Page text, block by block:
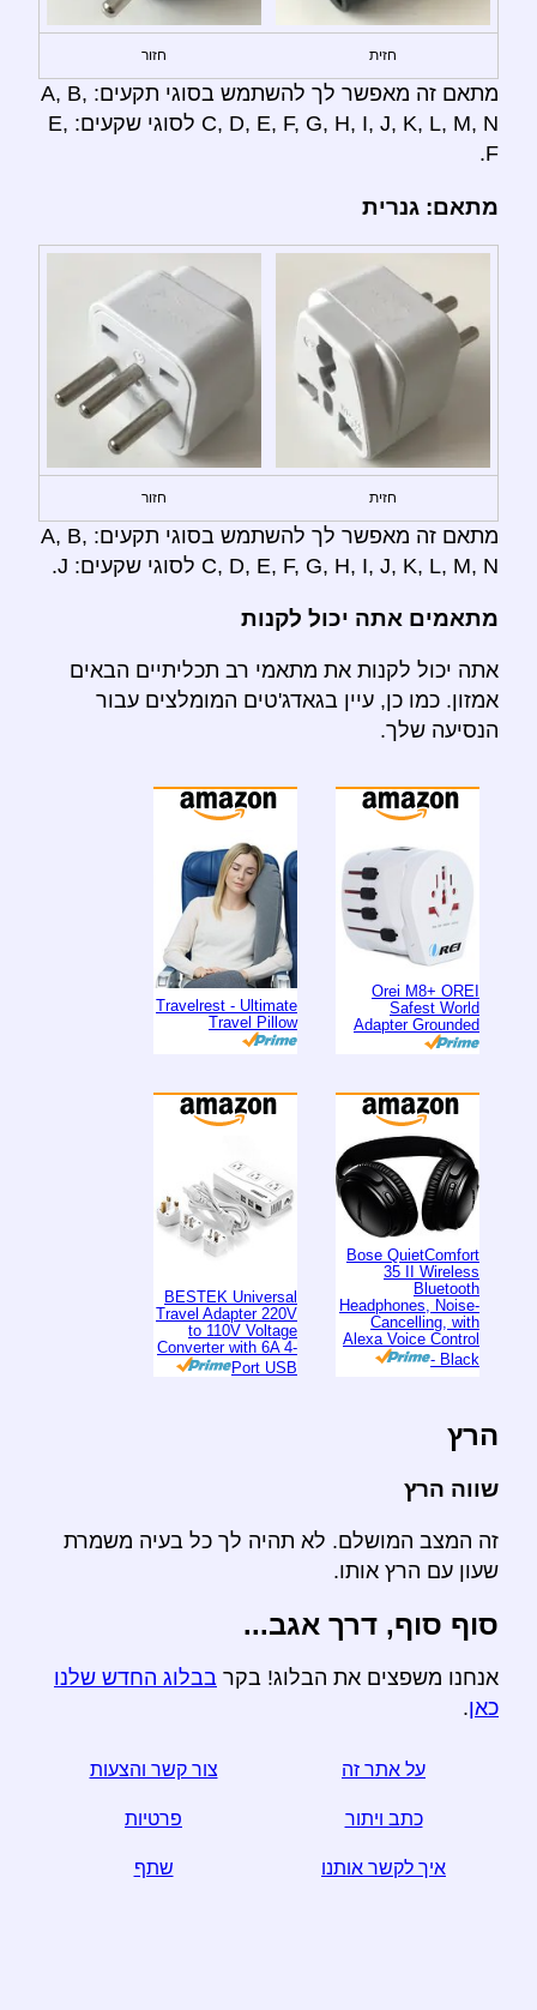
חזית חזור
מתאם זה מאפשר לך להשתמש בסוגי תקעים: A, B,
C, D, E, F, G, H, I, J, K, L, M, N לסוגי שקעים: E,
F.
מתאם: גנרית
חזית חזור
מתאם זה מאפשר לך להשתמש בסוגי תקעים: A, B,
C, D, E, F, G, H, I, J, K, L, M, N לסוגי שקעים: J.
מתאמים אתה יכול לקנות
אתה יכול לקנות את מתאמי רב תכליתיים הבאים
אמזון. כמו כן, עיין בגאדג'טים המומלצים עבור
הנסיעה שלך.
Orei M8+ OREI
Safest World
Adapter Grounded
Travelrest - Ultimate
Travel Pillow
Bose QuietComfort
35 II Wireless
Bluetooth
Headphones, Noise-
Cancelling, with
Alexa Voice Control
- Black
BESTEK Universal
Travel Adapter 220V
to 110V Voltage
Converter with 6A 4-
Port USB
הרץ
שווה הרץ
זה המצב המושלם. לא תהיה לך כל בעיה משמרת
שעון עם הרץ אותו.
סוף סוף, דרך אגב...
אנחנו משפצים את הבלוג! בקר בבלוג החדש שלנו
כאן.
על אתר זה צור קשר והצעות
כתב ויתור פרטיות
איך לקשר אותנו שתף